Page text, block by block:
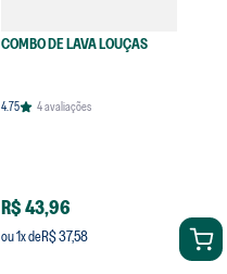
COMBO DE LAVA LOUÇAS
4.75 4avaliações
R$ 43,96
ou1x deR$ 37,58